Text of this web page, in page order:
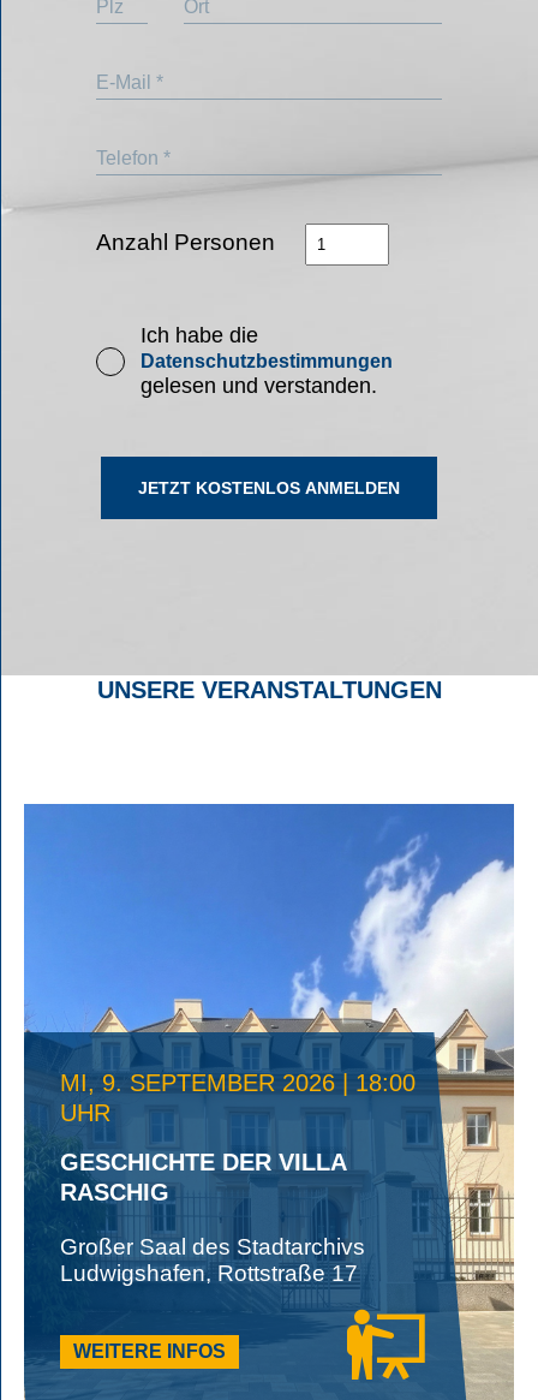
Plz Ort
E-Mail *
Telefon *
Anzahl Personen
Ich habe die
Datenschutzbestimmungen
gelesen und verstanden.
UNSERE VERANSTALTUNGEN
MI, 9. SEPTEMBER 2026 | 18:00
UHR
GESCHICHTE DER VILLA
RASCHIG
Großer Saal des Stadtarchivs
Ludwigshafen, Rottstraße 17
WEITERE INFOS